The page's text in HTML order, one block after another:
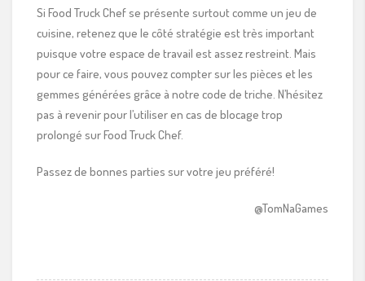
Si Food Truck Chef se présente surtout comme un jeu de
cuisine, retenez que le côté stratégie est très important
puisque votre espace de travail est assez restreint. Mais
pour ce faire, vous pouvez compter sur les pièces et les
gemmes générées grâce à notre code de triche. N’hésitez
pas à revenir pour l’utiliser en cas de blocage trop
prolongé sur Food Truck Chef.
Passez de bonnes parties sur votre jeu préféré!
@TomNaGames